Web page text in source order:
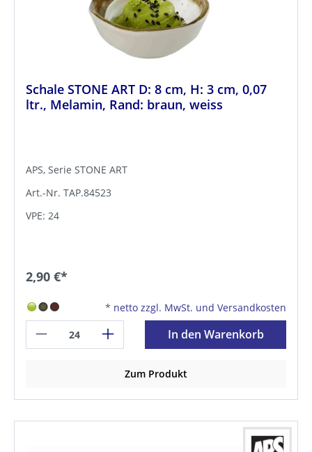
Schale STONE ART D: 8 cm, H: 3 cm, 0,07
ltr., Melamin, Rand: braun, weiss
APS, Serie STONE ART
Art.-Nr. TAP.84523
VPE: 24
2,90 €*
* netto zzgl. MwSt. und Versandkosten
In den Warenkorb
Zum Produkt